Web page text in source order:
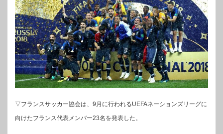
▽フランスサッカー協会は、9月に行われるUEFAネーションズリーグに
向けたフランス代表メンバー23名を発表した。